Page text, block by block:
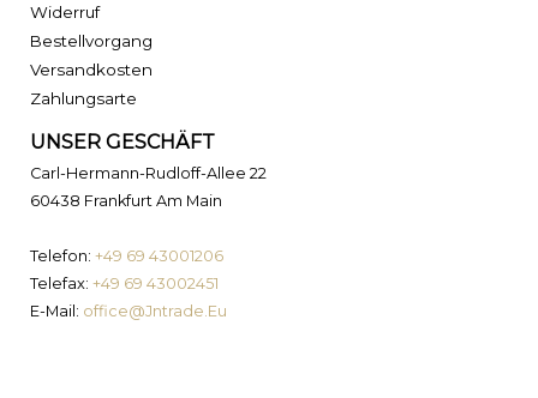
Widerruf
Bestellvorgang
Versandkosten
Zahlungsarte
UNSER GESCHÄFT
Carl-Hermann-Rudloff-Allee 22
60438 Frankfurt Am Main
Telefon: +49 69 43001206
Telefax: +49 69 43002451
E-Mail: office@Jntrade.Eu